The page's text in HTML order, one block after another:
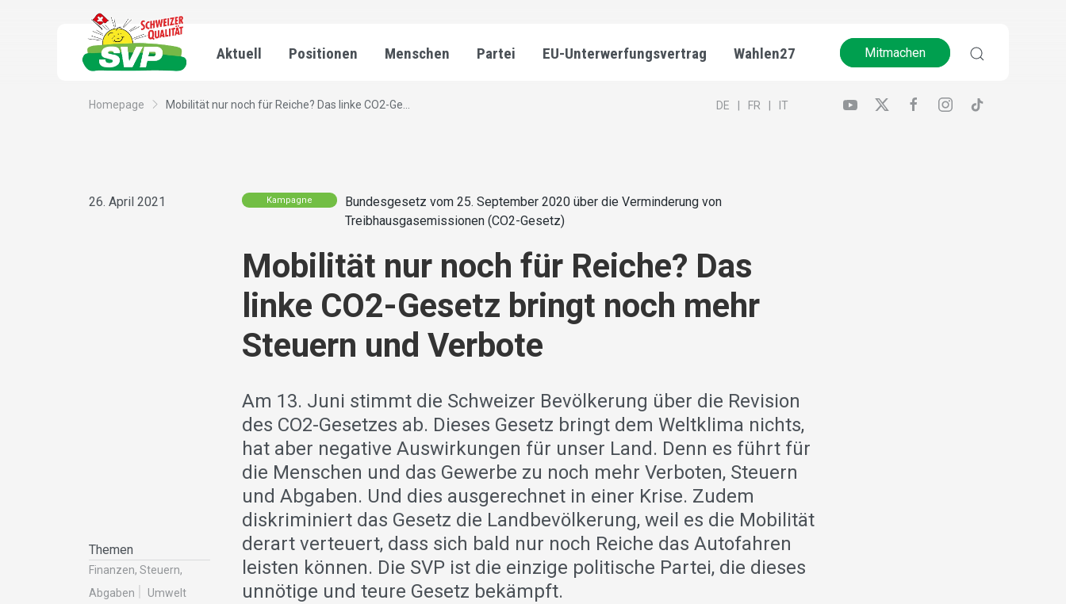
Aktuell Positionen Menschen Partei EU-Unterwerfungsvertrag Wahlen27 Mitmachen
Homepage Mobilität nur noch für Reiche? Das linke CO2-Ge... DE FR IT
26. April 2021
Themen
Finanzen, Steuern,
Abgaben
Umwelt
Kampagne
Bundesgesetz vom 25. September 2020 über die Verminderung von
Treibhausgasemissionen (CO2-Gesetz)
Mobilität nur noch für Reiche? Das
linke CO2-Gesetz bringt noch mehr
Steuern und Verbote
Am 13. Juni stimmt die Schweizer Bevölkerung über die Revision
des CO2-Gesetzes ab. Dieses Gesetz bringt dem Weltklima nichts,
hat aber negative Auswirkungen für unser Land. Denn es führt für
die Menschen und das Gewerbe zu noch mehr Verboten, Steuern
und Abgaben. Und dies ausgerechnet in einer Krise. Zudem
diskriminiert das Gesetz die Landbevölkerung, weil es die Mobilität
derart verteuert, dass sich bald nur noch Reiche das Autofahren
leisten können. Die SVP ist die einzige politische Partei, die dieses
unnötige und teure Gesetz bekämpft.